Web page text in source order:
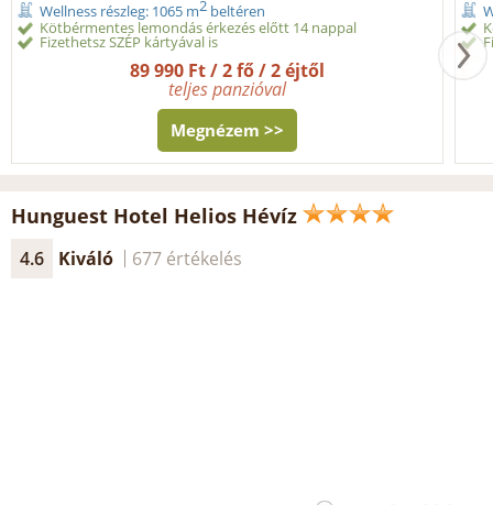
Wellness részleg: 1065 m2 beltéren
Kötbérmentes lemondás érkezés előtt 14 nappal
Fizethetsz SZÉP kártyával is
89 990 Ft / 2 fő / 2 éjtől
teljes panzióval
Megnézem >>
Hunguest Hotel Helios Hévíz
4.6 Kiváló 677 értékelés